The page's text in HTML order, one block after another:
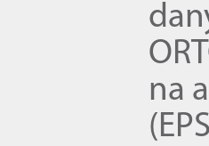
na